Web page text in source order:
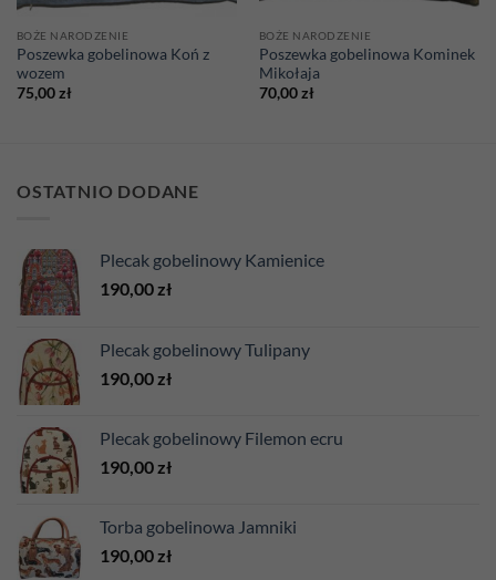
BOŻE NARODZENIE
Poszewka gobelinowa Koń z
wozem
75,00zł
BOŻE NARODZENIE
Poszewka gobelinowa Kominek
Mikołaja
70,00zł
OSTATNIO DODANE
Plecak gobelinowy Kamienice
190,00 zł
Plecak gobelinowy Tulipany
190,00 zł
Plecak gobelinowy Filemon ecru
190,00 zł
Torba gobelinowa Jamniki
190,00 zł